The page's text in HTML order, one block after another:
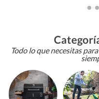
Todo lo que necesitas